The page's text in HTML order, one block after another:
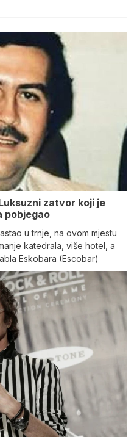
zatvor koji je
pobjegao
u trnje, na ovom mjestu
katedrala, više hotel, a
Eskobara (Escobar)